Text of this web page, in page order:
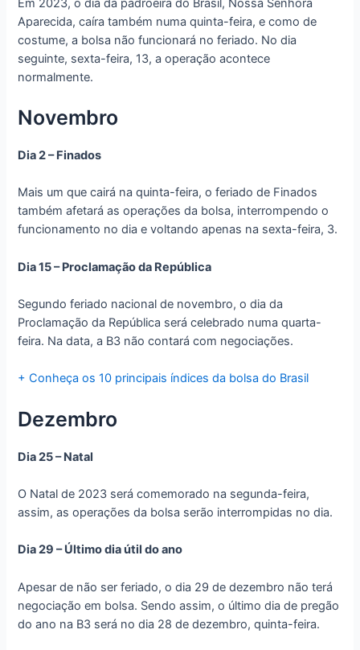
Aparecida, caíra também numa quinta-feira, e como de
costume, a bolsa não funcionará no feriado. No dia
seguinte, sexta-feira, 13, a operação acontece
normalmente.
Novembro
Dia 2 – Finados
Mais um que cairá na quinta-feira, o feriado de Finados
também afetará as operações da bolsa, interrompendo o
funcionamento no dia e voltando apenas na sexta-feira, 3.
Dia 15 – Proclamação da República
Segundo feriado nacional de novembro, o dia da
Proclamação da República será celebrado numa quarta-
feira. Na data, a B3 não contará com negociações.
+ Conheça os 10 principais índices da bolsa do Brasil
Dezembro
Dia 25 – Natal
O Natal de 2023 será comemorado na segunda-feira,
assim, as operações da bolsa serão interrompidas no dia.
Dia 29 – Último dia útil do ano
Apesar de não ser feriado, o dia 29 de dezembro não terá
negociação em bolsa. Sendo assim, o último dia de pregão
do ano na B3 será no dia 28 de dezembro, quinta-feira.